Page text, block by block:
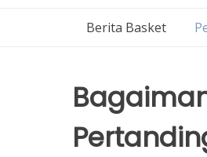
Berita Basket